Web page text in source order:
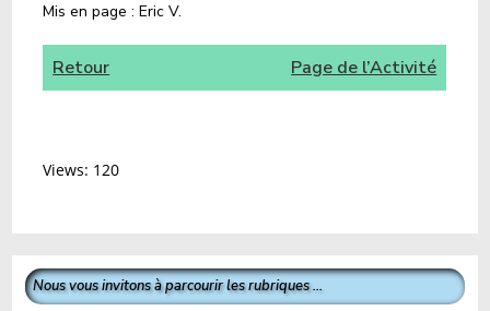
Mis en page : Eric V.
Retour Page de l’Activité
Views: 120
Nous vous invitons à parcourir les rubriques ...